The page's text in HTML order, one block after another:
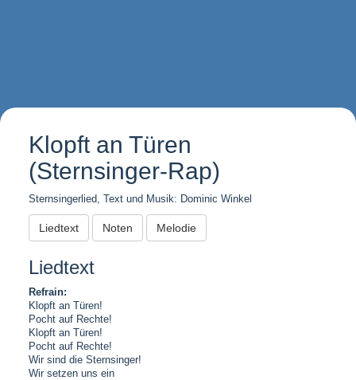
Klopft an Türen
(Sternsinger-Rap)
Sternsingerlied, Text und Musik: Dominic Winkel
Liedtext Noten Melodie
Liedtext
Refrain:
Klopft an Türen!
Pocht auf Rechte!
Klopft an Türen!
Pocht auf Rechte!
Wir sind die Sternsinger!
Wir setzen uns ein